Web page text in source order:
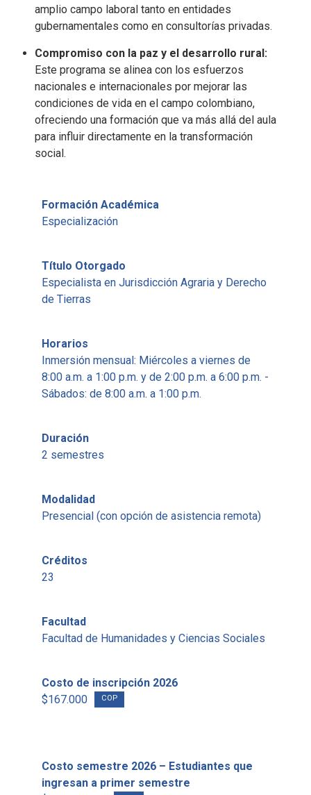
amplio campo laboral tanto en entidades
gubernamentales como en consultorías privadas.
Compromiso con la paz y el desarrollo rural:
Este programa se alinea con los esfuerzos
nacionales e internacionales por mejorar las
condiciones de vida en el campo colombiano,
ofreciendo una formación que va más allá del aula
para influir directamente en la transformación
social.
Formación Académica
Especialización
Título Otorgado
Especialista en Jurisdicción Agraria y Derecho
de Tierras
Horarios
Inmersión mensual: Miércoles a viernes de
8:00 a.m. a 1:00 p.m. y de 2:00 p.m. a 6:00 p.m. -
Sábados: de 8:00 a.m. a 1:00 p.m.​
Duración
2 semestres
Modalidad
Presencial (con opción de asistencia remota)
Créditos
23
Facultad
Facultad de Humanidades y Ciencias Sociales
Costo de inscripción 2026
$167.000
COP
Costo semestre 2026 – Estudiantes que
ingresan a primer semestre